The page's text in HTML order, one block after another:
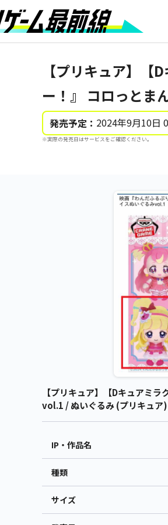
【プリキュア】【
ー！』 コロっとま
発売予定： 2024年9月10日
※実際の発売日はサービスをご確認ください。
【プリキュア】【Dキュアミ
vol.1 / ぬいぐるみ (プリキュア
IP・作品名
種類
サイズ